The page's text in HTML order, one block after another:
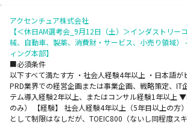
アクセンチュア株式会社
【＜休日AM選考会_9月12日（土）＞インダストリー
械、自動車、製薬、消費財・サービス、小売り領域）
ィング本部】
■必須条件
以下すべて満たす方 ・社会人経験4年以上 ・日本語が
PRD業界での経営企画または事業企画、戦略策定、IT
テム導入経験2年以上、またはコンサル経験1年以上
のみ） 【経験】 社会人経験4年以上（5年目以上の方
として制限はなしだが、TOEIC800（ないし同程度ス